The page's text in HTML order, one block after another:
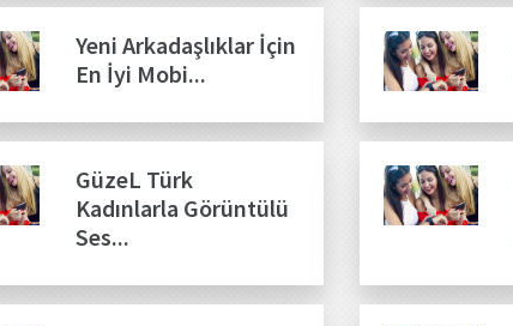
Yeni Arkadaşlıklar İçin
En İyi Mobi...
GüzeL Türk
Kadınlarla Görüntülü
Ses...